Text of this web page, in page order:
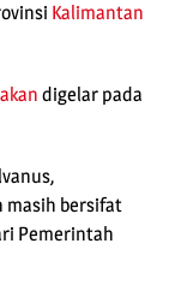
Kalimantan
akan digelar pada
masih bersifat
Pemerintah